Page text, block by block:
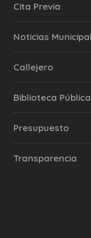
Cita Previa
‎Noticias
Callejero
Biblioteca Pública
Presupuesto
Transparencia